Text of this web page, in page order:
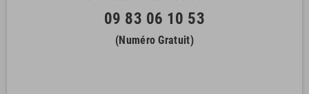
09 83 06 10 53
(Numéro Gratuit)